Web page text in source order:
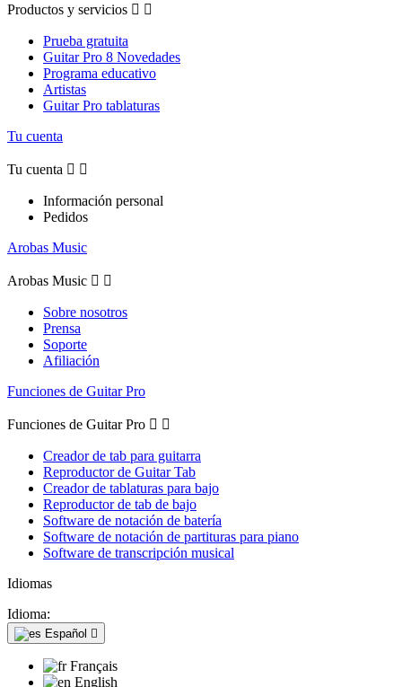
Productos y servicios  
Prueba gratuita
Guitar Pro 8 Novedades
Programa educativo
Artistas
Guitar Pro tablaturas
Tu cuenta
Tu cuenta  
Información personal
Pedidos
Arobas Music
Arobas Music  
Sobre nosotros
Prensa
Soporte
Afiliación
Funciones de Guitar Pro
Funciones de Guitar Pro  
Creador de tab para guitarra
Reproductor de Guitar Tab
Creador de tablaturas para bajo
Reproductor de tab de bajo
Software de notación de batería
Software de notación de partituras para piano
Software de transcripción musical
Idiomas
Idioma:
Español 
Français
English